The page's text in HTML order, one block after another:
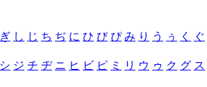
ぎ し じ ち ぢ に ひ び ぴ み り う ぅ く ぐ
シ ジ チ ヂ ニ ヒ ビ ピ ミ リ ウ ゥ ク グ ス